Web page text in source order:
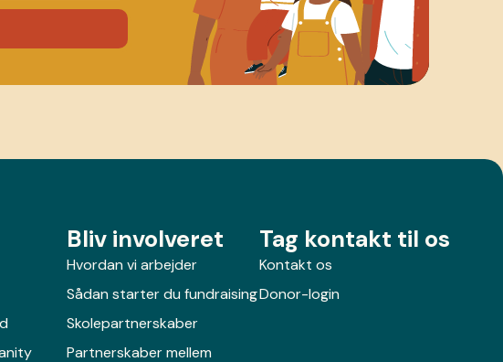
Bliv involveret
Hvordan vi arbejder
Sådan starter du fundraising
Skolepartnerskaber
Partnerskaber mellem
Tag kontakt til os
Kontakt os
Donor-login